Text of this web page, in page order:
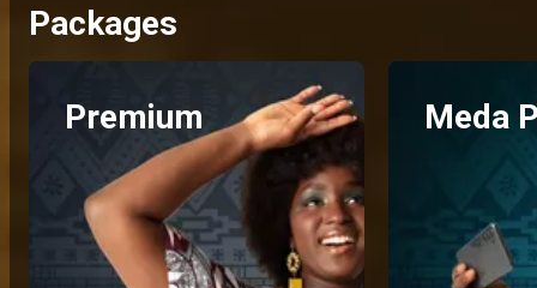
Packages
Premium Meda